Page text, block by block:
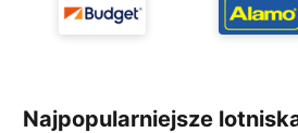
Najpopularniejsze